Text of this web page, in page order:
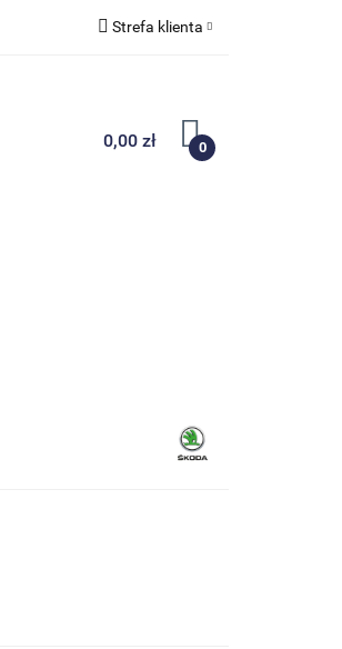
Strefa klienta
Zarejestruj się
Dodaj zgłoszenie
0,00 zł 0